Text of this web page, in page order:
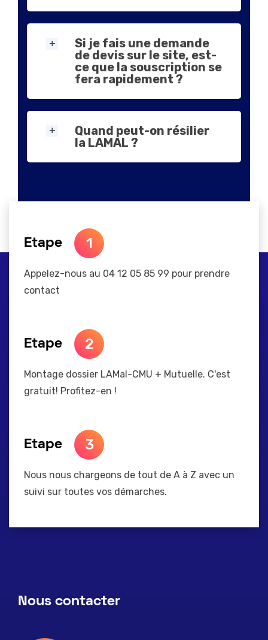
Si je fais une demande
de devis sur le site, est-
ce que la souscription se
fera rapidement ?
Quand peut-on résilier
la LAMAL ?
Etape 1
Appelez-nous au 04 12 05 85 99 pour prendre
contact
Etape 2
Montage dossier LAMal-CMU + Mutuelle. C'est
gratuit! Profitez-en !
Etape 3
Nous nous chargeons de tout de A à Z avec un
suivi sur toutes vos démarches.
Nous contacter